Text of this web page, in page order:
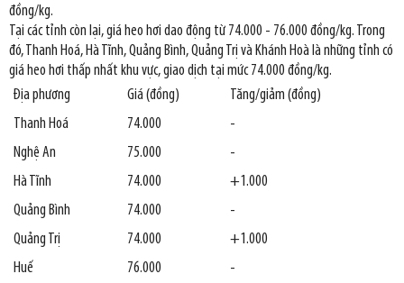
đồng/kg.
Tại các tỉnh còn lại, giá heo hơi dao động từ 74.000 - 76.000 đồng/kg. Trong
đó, Thanh Hoá, Hà Tĩnh, Quảng Bình, Quảng Trị và Khánh Hoà là những tỉnh có
giá heo hơi thấp nhất khu vực, giao dịch tại mức 74.000 đồng/kg.
Địa phương
Giá (đồng)
Tăng/giảm (đồng)
Thanh Hoá
74.000
-
Nghệ An
75.000
-
Hà Tĩnh
74.000
+1.000
Quảng Bình
74.000
-
Quảng Trị
74.000
+1.000
Huế
76.000
-